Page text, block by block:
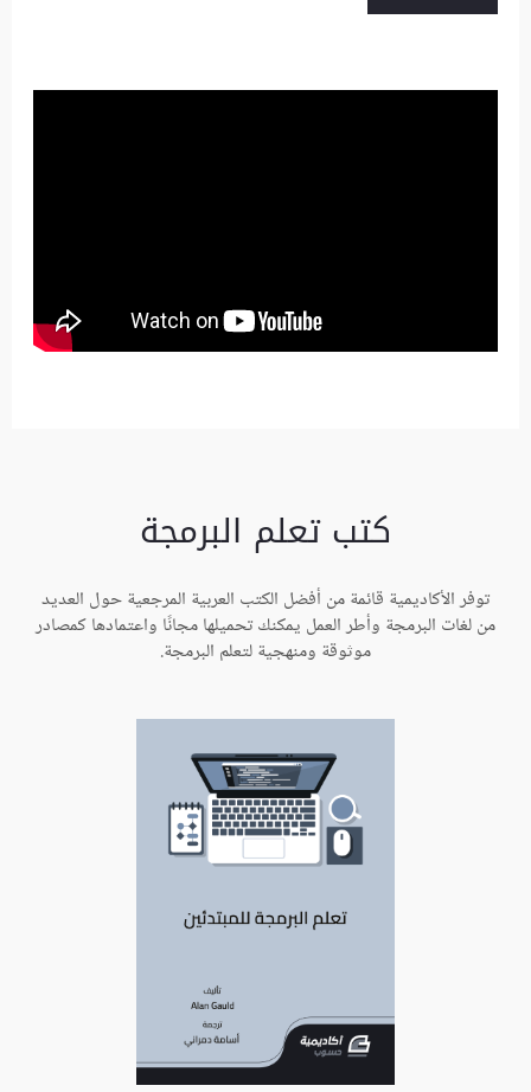
كتب تعلم البرمجة
توفر الأكاديمية قائمة من أفضل الكتب العربية المرجعية حول العديد
من لغات البرمجة وأطر العمل يمكنك تحميلها مجانًا واعتمادها كمصادر
موثوقة ومنهجية لتعلم البرمجة.